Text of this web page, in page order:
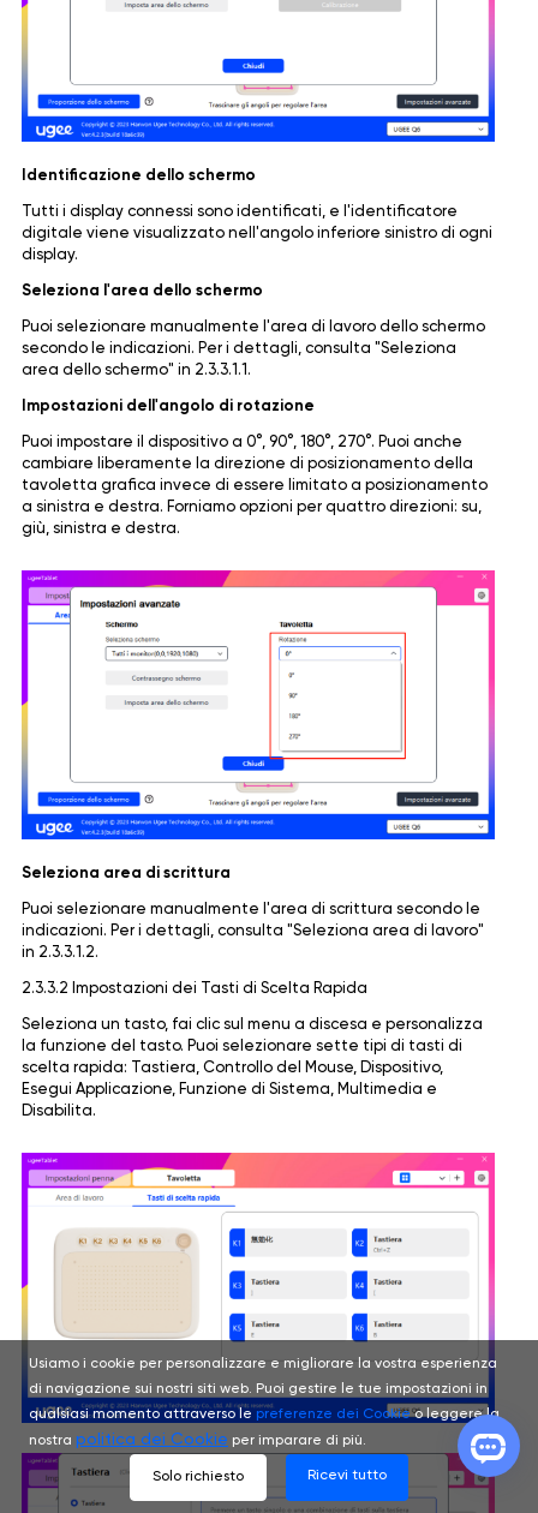
Identificazione dello schermo
Tutti i display connessi sono identificati, e l'identificatore
digitale viene visualizzato nell'angolo inferiore sinistro di ogni
display.
Seleziona l'area dello schermo
Puoi selezionare manualmente l'area di lavoro dello schermo
secondo le indicazioni. Per i dettagli, consulta "Seleziona
area dello schermo" in 2.3.3.1.1.
Impostazioni dell'angolo di rotazione
Puoi impostare il dispositivo a 0°, 90°, 180°, 270°. Puoi anche
cambiare liberamente la direzione di posizionamento della
tavoletta grafica invece di essere limitato a posizionamento
a sinistra e destra. Forniamo opzioni per quattro direzioni: su,
giù, sinistra e destra.
Seleziona area di scrittura
Puoi selezionare manualmente l'area di scrittura secondo le
indicazioni. Per i dettagli, consulta "Seleziona area di lavoro"
in 2.3.3.1.2.
2.3.3.2 Impostazioni dei Tasti di Scelta Rapida
Seleziona un tasto, fai clic sul menu a discesa e personalizza
la funzione del tasto. Puoi selezionare sette tipi di tasti di
scelta rapida: Tastiera, Controllo del Mouse, Dispositivo,
Esegui Applicazione, Funzione di Sistema, Multimedia e
Disabilita.
Usiamo i cookie per personalizzare e migliorare la vostra esperienza
di navigazione sui nostri siti web. Puoi gestire le tue impostazioni in
qualsiasi momento attraverso le preferenze dei Cookieo leggere la
nostra politica dei Cookie per imparare di più.
Solo richiesto Ricevi tutto